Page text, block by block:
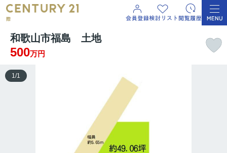
和歌山市福島 土地
500万円
1/1